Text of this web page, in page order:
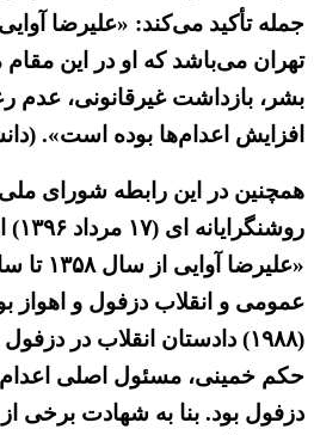
جمله تأکید می‌کند: «علیرضا
تهران می‌باشد که او در این
بشر، بازداشت غیرقانونی، عدم
افزایش اعدام‌ها بوده است».
همچنین در این رابطه شورای
(۱۹۸۸) دادستان انقلاب در
حکم خمینی، مسئول اصلی
دزفول بود. بنا به شهادت برخی از